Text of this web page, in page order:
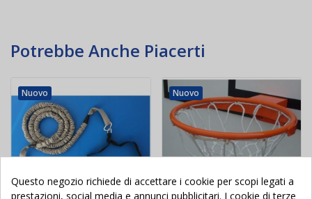
Potrebbe Anche Piacerti
Nuovo Nuovo
Questo negozio richiede di accettare i cookie per scopi legati a
prestazioni, social media e annunci pubblicitari. I cookie di terze